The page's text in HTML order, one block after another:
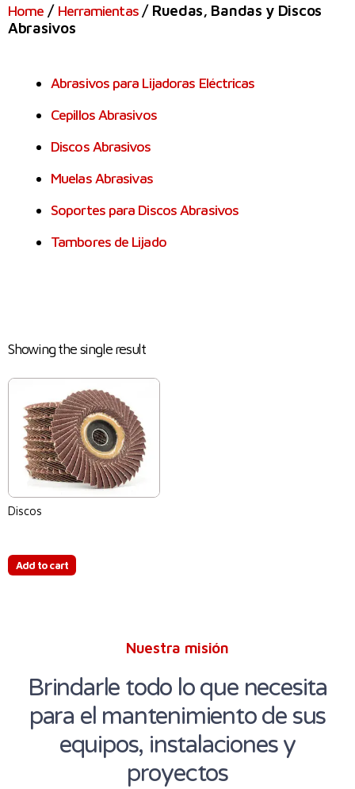
Home / Herramientas/ Ruedas, Bandas y Discos
Abrasivos
Abrasivos para Lijadoras Eléctricas
Cepillos Abrasivos
Discos Abrasivos
Muelas Abrasivas
Soportes para Discos Abrasivos
Tambores de Lijado
Showing the single result
Discos
Add to cart
Nuestra misión
Brindarle todo lo que necesita
para el mantenimiento de sus
equipos, instalaciones y
proyectos